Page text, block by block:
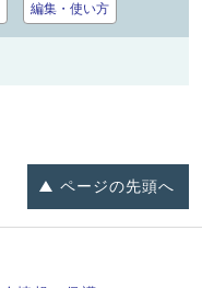
編集・使い方
ページの先頭へ